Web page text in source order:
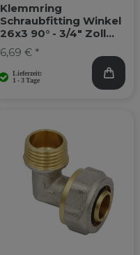
Klemmring
Schraubfitting Winkel
26x3 90° - 3/4" Zoll
Innengewinde
6,69 € *